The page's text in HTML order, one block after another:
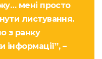
мені просто
листування.
з ранку
інформації”, –